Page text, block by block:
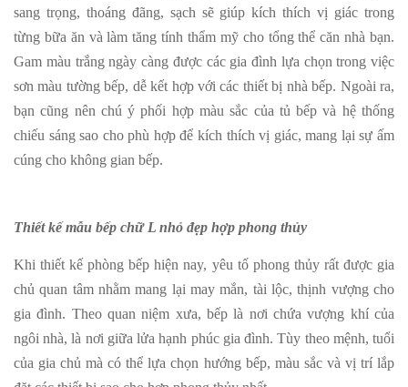
sang trọng, thoáng đãng, sạch sẽ giúp kích thích vị giác trong
từng bữa ăn và làm tăng tính thẩm mỹ cho tổng thể căn nhà bạn.
Gam màu trắng ngày càng được các gia đình lựa chọn trong việc
sơn màu tường bếp, dễ kết hợp với các thiết bị nhà bếp. Ngoài ra,
bạn cũng nên chú ý phối hợp màu sắc của tủ bếp và hệ thống
chiếu sáng sao cho phù hợp để kích thích vị giác, mang lại sự ấm
cúng cho không gian bếp.
Thiết kế mẫu bếp chữ L nhỏ đẹp hợp phong thủy
Khi thiết kế phòng bếp hiện nay, yêu tố phong thủy rất được gia
chủ quan tâm nhằm mang lại may mắn, tài lộc, thịnh vượng cho
gia đình. Theo quan niệm xưa, bếp là nơi chứa vượng khí của
ngôi nhà, là nơi giữa lửa hạnh phúc gia đình. Tùy theo mệnh, tuổi
của gia chủ mà có thể lựa chọn hướng bếp, màu sắc và vị trí lắp